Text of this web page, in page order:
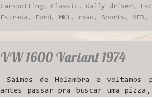
carspotting , Classic , daily driver ,
Estrada , Ford , MK1 , road , Sports , VEB ,
VW 1600 Variant 1974
Saímos de Holambra e voltamos
antes passar pra buscar uma